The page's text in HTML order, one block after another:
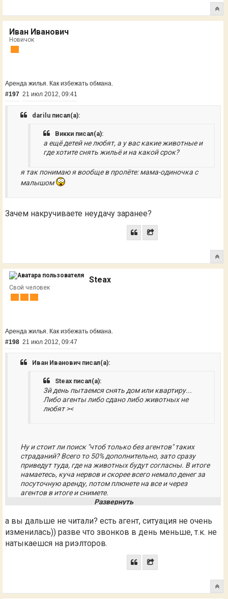
Иван Иванович
Новичок
Аренда жилья. Как избежать обмана.
#197 21 июл 2012, 09:41
darilu писал(а):
Викки писал(а):
а ещё детей не любят, а у вас какие животные и
где хотите снять жильё и на какой срок?
я так понимаю я вообще в пролёте: мама-одиночка с
малышом
Зачем накручиваете неудачу заранее?
Steax
Свой человек
Аренда жилья. Как избежать обмана.
#198 21 июл 2012, 09:47
Иван Иванович писал(а):
Steax писал(а):
3й день пытаемся снять дом или квартиру...
Либо агенты либо сдано либо животных не
любят ><
Ну и стоит ли поиск "чтоб только без агентов" таких
страданий? Всего то 50% дополнительно, зато сразу
приведут туда, где на животных будут согласны. В итоге
намаетесь, куча нервов и скорее всего немало денег за
посуточную аренду, потом плюнете на все и через
агентов в итоге и снимете.
а вы дальше не читали? есть агент, ситуация не очень
изменилась)) разве что звонков в день меньше, т.к. не
натыкаешся на риэлторов.